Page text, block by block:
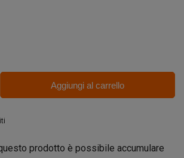
Aggiungi al carrello
prodotto è possibile accumulare